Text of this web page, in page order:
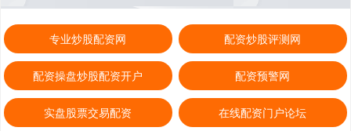
专业炒股配资网 配资炒股评测网
配资操盘炒股配资开户 配资预警网
实盘股票交易配资 在线配资门户论坛